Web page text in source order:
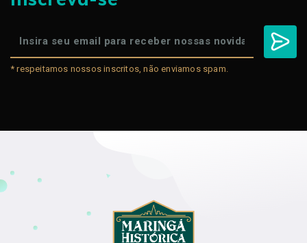
* respeitamos nossos inscritos, não enviamos spam.